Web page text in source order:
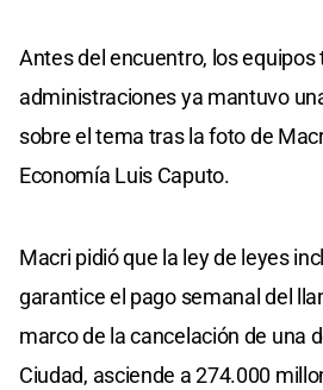
Antes del encuentro, los
administraciones ya mantuvo
sobre el tema tras la foto de
Economía Luis Caputo.
Macri pidió que la ley de leyes
garantice el pago semanal del
marco de la cancelación de una
Ciudad, asciende a 274.000